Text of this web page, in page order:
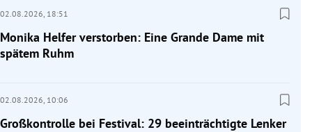
02.08.2026, 18:51
Monika Helfer verstorben: Eine Grande Dame mit
spätem Ruhm
02.08.2026, 10:06
Großkontrolle bei Festival: 29 beeinträchtigte Lenker